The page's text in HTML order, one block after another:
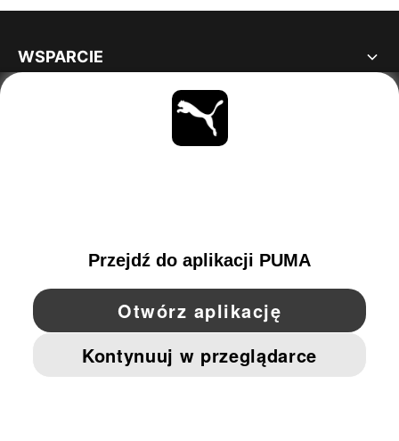
WSPARCIE
YouTube Twitter Pinterest Instagram
NADRUK FIRMOWY I DANE PRAWNE